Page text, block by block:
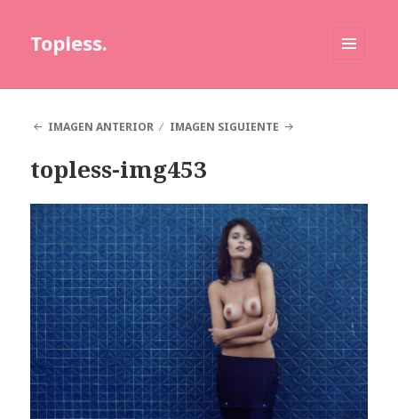
Topless.
IMAGEN ANTERIOR
IMAGEN SIGUIENTE
topless-img453